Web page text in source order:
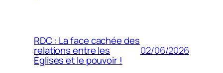
RDC : La face cachée des
relations entre les
Églises et le pouvoir !
02/06/2026